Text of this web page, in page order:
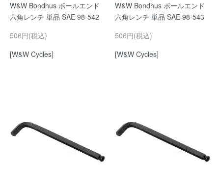
W&W Bondhus ボールエンド
六角レンチ 単品 SAE 98-542
506円(税込)
[W&W Cycles]
W&W Bondhus ボールエンド
六角レンチ 単品 SAE 98-543
506円(税込)
[W&W Cycles]